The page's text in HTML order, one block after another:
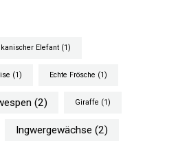
Elefant (1)
(1) Echte Frösche (1)
(2) Giraffe (1)
Ingwergewächse (2)